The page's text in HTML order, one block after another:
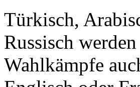
Türkisch,
Russisch
Wahlkämpfe